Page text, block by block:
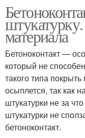
материала
Бетоноконтакт —
который не
такого типа
осыплется, так как
штукатурки не за
штукатурки не
бетоноконтакт.